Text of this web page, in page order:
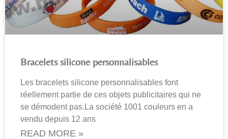
Bracelets silicone personnalisables
Les bracelets silicone personnalisables font
réellement partie de ces objets publicitaires qui ne
se démodent pas.La société 1001 couleurs en a
vendu depuis 12 ans
READ MORE »